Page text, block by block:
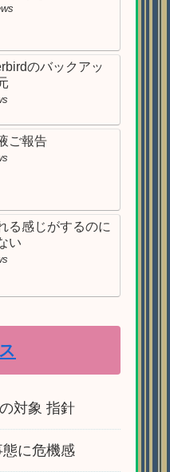
のバックアッ
ご報告
る感じがするのに
い
対象 指針
に危機感